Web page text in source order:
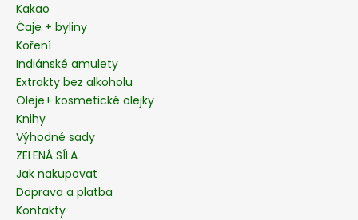
Kakao
Čaje + byliny
Koření
Indiánské amulety
Extrakty bez alkoholu
Oleje+ kosmetické olejky
Knihy
Výhodné sady
ZELENÁ SÍLA
Jak nakupovat
Doprava a platba
Kontakty